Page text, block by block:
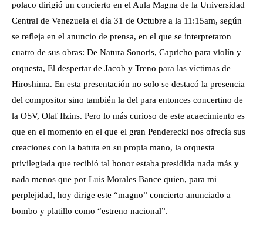
polaco dirigió un concierto en el Aula Magna de la Universidad
Central de Venezuela el día 31 de Octubre a la 11:15am, según
se refleja en el anuncio de prensa, en el que se interpretaron
cuatro de sus obras: De Natura Sonoris, Capricho para violín y
orquesta, El despertar de Jacob y Treno para las víctimas de
Hiroshima. En esta presentación no solo se destacó la presencia
del compositor sino también la del para entonces concertino de
la OSV, Olaf Ilzins. Pero lo más curioso de este acaecimiento es
que en el momento en el que el gran Penderecki nos ofrecía sus
creaciones con la batuta en su propia mano, la orquesta
privilegiada que recibió tal honor estaba presidida nada más y
nada menos que por Luis Morales Bance quien, para mi
perplejidad, hoy dirige este “magno” concierto anunciado a
bombo y platillo como “estreno nacional”.